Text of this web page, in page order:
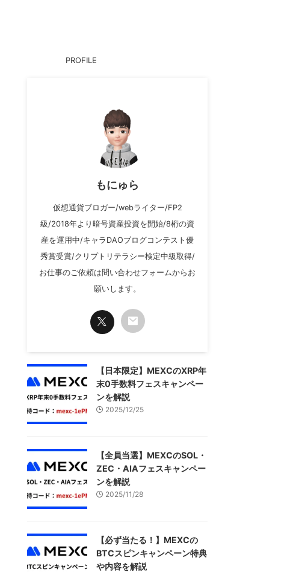
PROFILE
もにゅら
仮想通貨ブロガー/webライター/FP2
級/2018年より暗号資産投資を開始/8桁の資
産を運用中/キャラDAOブログコンテスト優
秀賞受賞/クリプトリテラシー検定中級取得/
お仕事のご依頼は問い合わせフォームからお
願いします。
【日本限定】MEXCのXRP年
末0手数料フェスキャンペー
ンを解説
2025/12/25
【全員当選】MEXCのSOL・
ZEC・AIAフェスキャンペー
ンを解説
2025/11/28
【必ず当たる！】MEXCの
BTCスピンキャンペーン特典
や内容を解説